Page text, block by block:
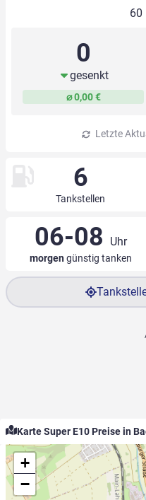
60
0
gesenkt
⌀ 0,00 €
Letzte
6
Tankstellen
06-08 Uhr
morgengünstig tanken
Karte Super E10 Preise in
+
−